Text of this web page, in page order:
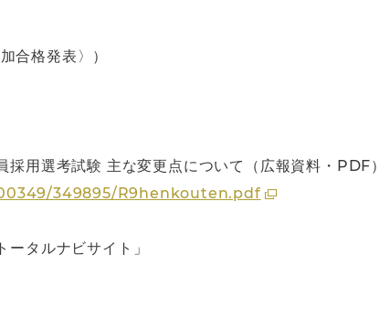
合格発表〉）
用選考試験 主な変更点について（広報資料・PDF）
349895/R9henkouten.pdf
タルナビサイト」